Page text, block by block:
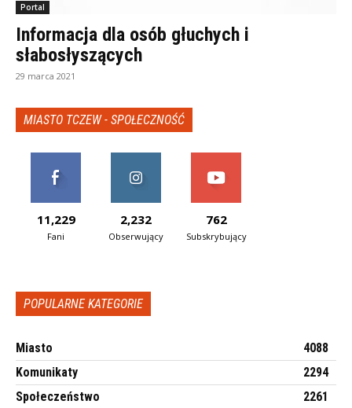
Portal
Informacja dla osób głuchych i
słabosłyszących
29 marca 2021
MIASTO TCZEW - SPOŁECZNOŚĆ
11,229
Fani
2,232
Obserwujący
762
Subskrybujący
POPULARNE KATEGORIE
Miasto
4088
Komunikaty
2294
Społeczeństwo
2261